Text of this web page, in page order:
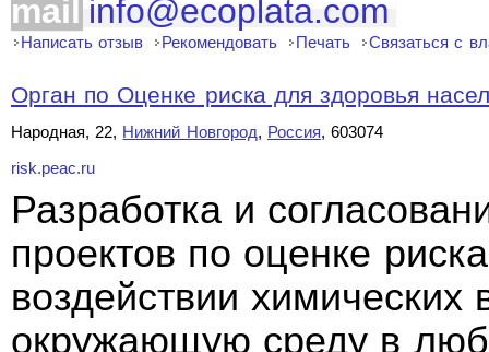
mail info@ecoplata.com
Написать отзыв Рекомендовать Печать Связаться с
Орган по Оценке риска для здоровья
Народная, 22, Нижний Новгород, Россия, 603074
risk.peac.ru
Разработка и
проектов по оценке
воздействии
окружающую среду в